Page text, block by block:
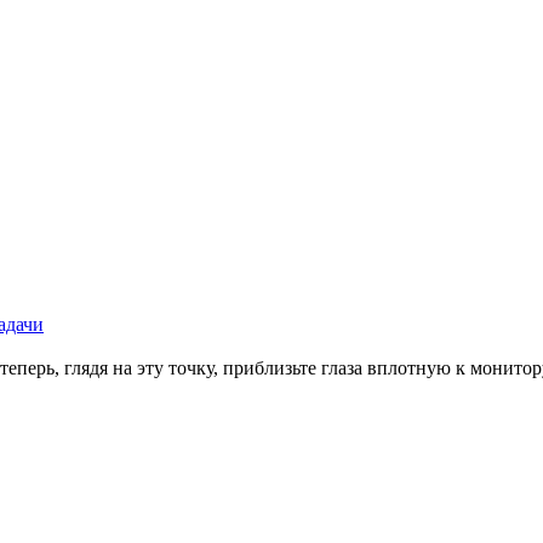
глядя на эту точку, приблизьте глаза вплотную к